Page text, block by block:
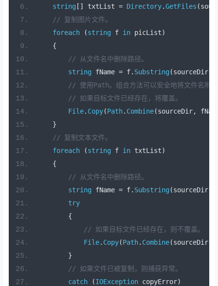
string [] txtList = Directory.GetFiles (
// 复制图片文件。
foreach
(string f in picList)
{
// 从文件名中删除路径。
string fName = f. Substring (sourceDir.
// 使用Path。组合方法可以安全地将文件名附
// 如果目标文件已经存在，将覆盖。
File. Copy(Path. Combine(sourceDir,
}
// 复制文本文件。
foreach
(string f in txtList)
{
// 从文件名中删除路径。
string fName = f. Substring (sourceDir.
try
{
// 如果目标文件已经存在，则不覆盖。
File. Copy(Path. Combine(sourceDir,
}
// 如果文件已被复制，则捕获异常。
catch
(IOException copyError)